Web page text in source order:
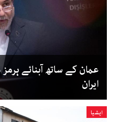
عمان کے ساتھ آبنائے
ایران
ایشیا